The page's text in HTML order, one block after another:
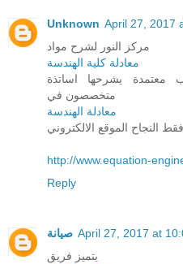
Unknown April 27, 2017
مركز النور لشرح مواد
معادلة كلية الهندسة
معتمدة يشرحها اساتذة
متخصصون في
معادلة الهندسة
http://www.equation-
Reply
صيانة April 27, 2017 at
يتميز فريق